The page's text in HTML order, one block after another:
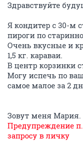
Здравствуйте
Я кондитер с 30-м
пироги по
Очень вкусные и
1,5 кг. караваи.
В центр корзинки
Могу испечь по
самое малое за 2
Зовут меня Мария.
Предупреждение
запросу в личку